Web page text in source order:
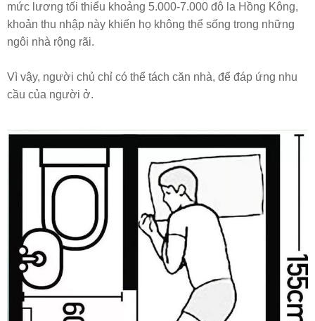
mức lương tối thiểu khoảng 5.000-7.000 đô la Hồng Kông,
khoản thu nhập này khiến họ không thể sống trong những
ngôi nhà rộng rãi.
Vì vậy, người chủ chỉ có thể tách căn nhà, để đáp ứng nhu
cầu của người ở.